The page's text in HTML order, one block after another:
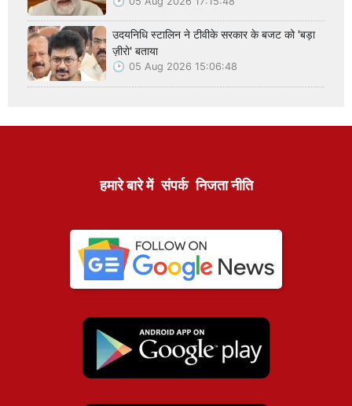
उदयनिधि स्टालिन ने टीवीके सरकार के बजट को 'बड़ा
ज़ीरो' बताया
05 Aug 2026 15:06:48
हमारे बारे में संपर्क निजता नीति